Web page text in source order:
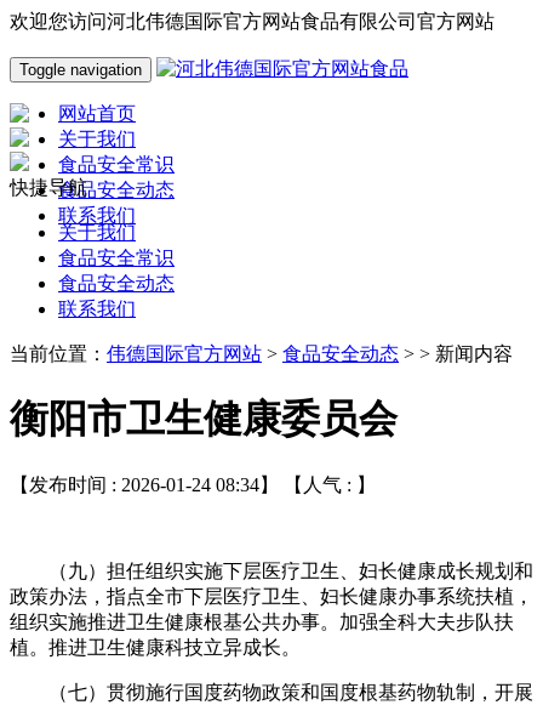
欢迎您访问河北伟德国际官方网站食品有限公司官方网站
Toggle navigation
网站首页
关于我们
食品安全常识
食品安全动态
联系我们
快捷导航
关于我们
食品安全常识
食品安全动态
联系我们
当前位置： 伟德国际官方网站 > 食品安全动态 > > 新闻内容
衡阳市卫生健康委员会
【发布时间 : 2026-01-24 08:34】 【人气 : 】
（九）担任组织实施下层医疗卫生、妇长健康成长规划和
政策办法，指点全市下层医疗卫生、妇长健康办事系统扶植，
组织实施推进卫生健康根基公共办事。加强全科大夫步队扶
植。推进卫生健康科技立异成长。
（七）贯彻施行国度药物政策和国度根基药物轨制，开展